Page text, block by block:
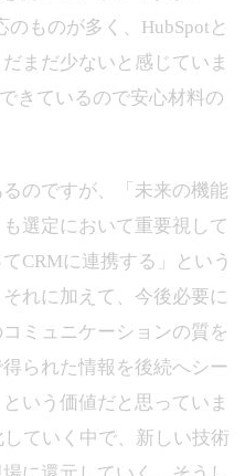
のものが多く、HubSpotと
まだ少ないと感じていま
きているので安心材料の
のですが、「未来の機能
選定において重要視して
CRMに連携する」という
れに加えて、今後必要に
ミュニケーションの質を
られた情報を後続へシー
いう価値だと思っていま
ていく中で、新しい技術